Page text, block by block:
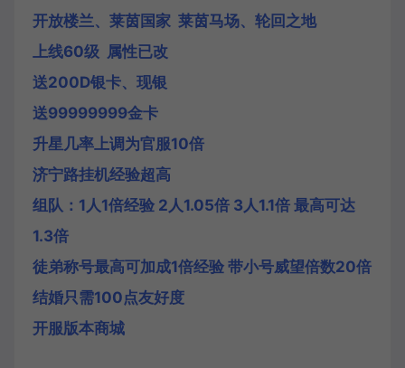
开放楼兰、莱茵国家 莱茵马场、轮回之地
上线60级 属性已改
送200D银卡、现银
送99999999金卡
升星几率上调为官服10倍
济宁路挂机经验超高
组队：1人1倍经验 2人1.05倍 3人1.1倍 最高可达
1.3倍
徒弟称号最高可加成1倍经验 带小号威望倍数20倍
结婚只需100点友好度
开服版本商城